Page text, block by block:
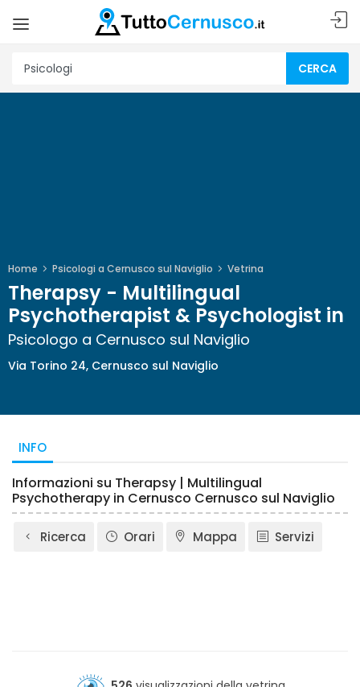
CERCA
Home Psicologi a Cernusco sul Naviglio Vetrina
Therapsy - Multilingual
Psychotherapist & Psychologist in
Psicologo a Cernusco sul Naviglio
Via Torino 24, Cernusco sul Naviglio
INFO
Informazioni su Therapsy | Multilingual
Psychotherapy in Cernusco Cernusco sul Naviglio
Ricerca Orari Mappa Servizi